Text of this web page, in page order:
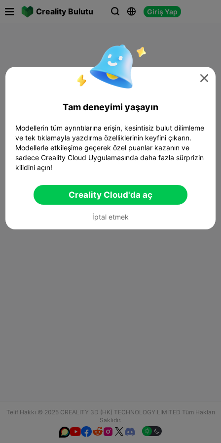
Creality Bulutu   Giriş Yap
Telif Hakkı © 2025 CREALITY 3D (HK) TECHNOLOGY LIMITED Tüm Hakları
Saklıdır.
  

Tam deneyimi yaşayın
Modellerin tüm ayrıntılarına erişin, kesintisiz bulut dilimleme
ve tek tıklamayla yazdırma özelliklerinin keyfini çıkarın.
Modellerle etkileşime geçerek özel puanlar kazanın ve
sadece Creality Cloud Uygulamasında daha fazla sürprizin
kilidini açın!
Creality Cloud'da aç
İptal etmek